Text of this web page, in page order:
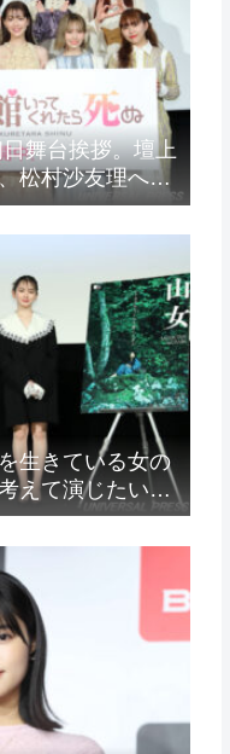
舞台挨拶。壇上
松村沙友理への
生きている女の
えて演じたいな
際映画祭Q&A